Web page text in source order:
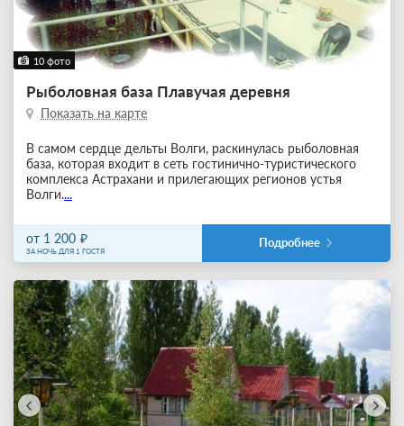
10 фото
Рыболовная база Плавучая деревня
Показать на карте
В самом сердце дельты Волги, раскинулась рыболовная
база, которая входит в сеть гостинично-туристического
комплекса Астрахани и прилегающих регионов устья
Волги....
от 1 200
ЗА НОЧЬ ДЛЯ 1 ГОСТЯ
Подробнее